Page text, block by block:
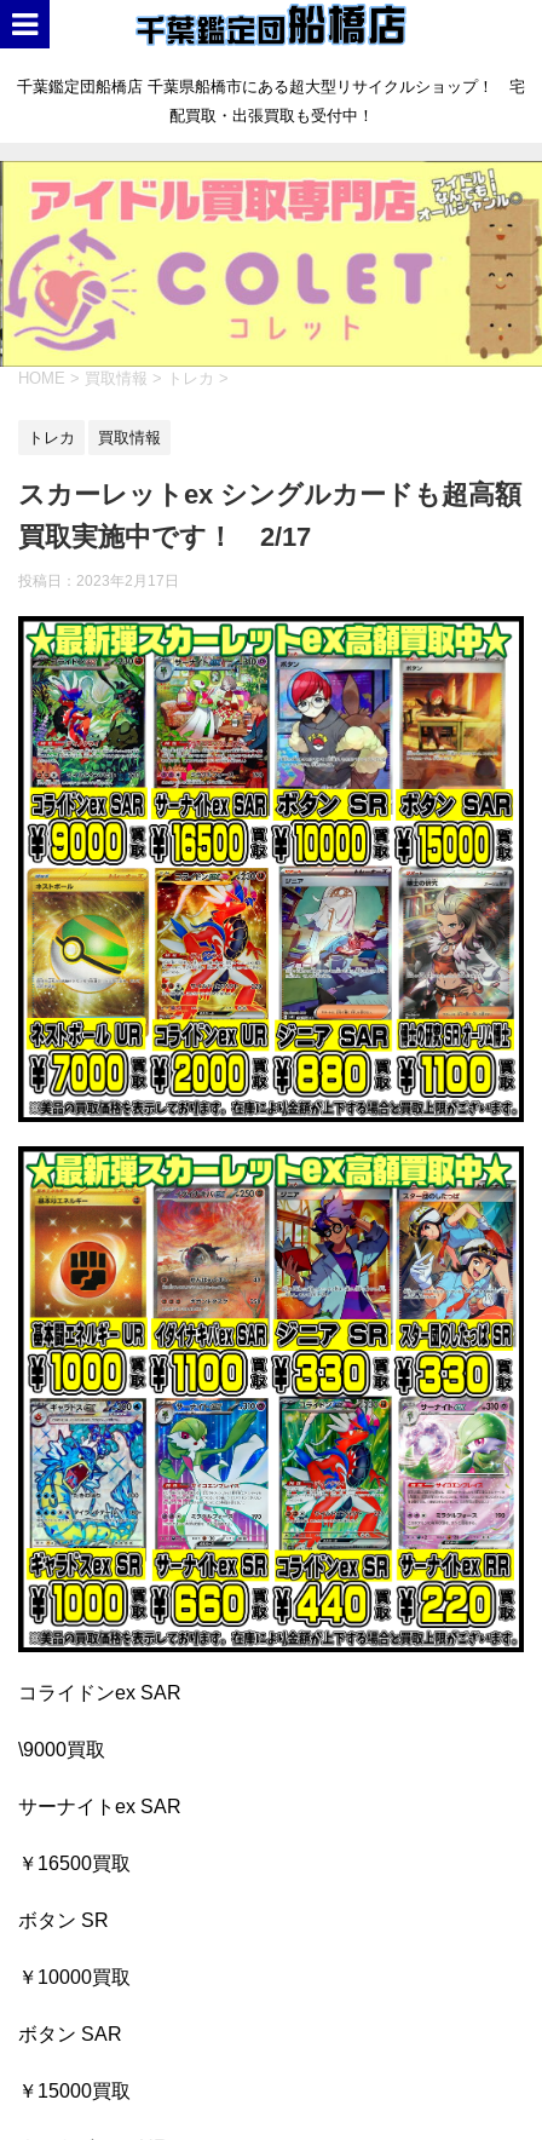
千葉鑑定団船橋店 千葉県船橋市にある超大型リサイクルショップ！ 宅
配買取・出張買取も受付中！
HOME > 買取情報 > トレカ >
トレカ 買取情報
スカーレットex シングルカードも超高額
買取実施中です！ 2/17
投稿日： 2023年2月17日
コライドンex SAR
\9000買取
サーナイトex SAR
￥16500買取
ボタン SR
￥10000買取
ボタン SAR
￥15000買取